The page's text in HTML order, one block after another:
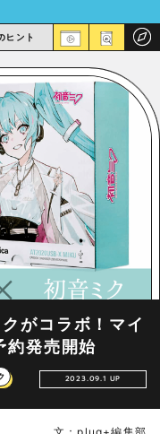
ヒント
がコラボ！マイ
発売開始
2023.09.1 UP